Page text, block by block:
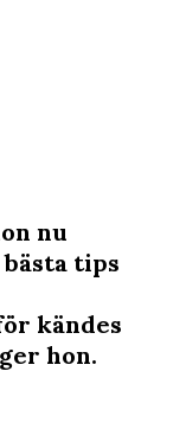
nu
tips
kändes
hon.